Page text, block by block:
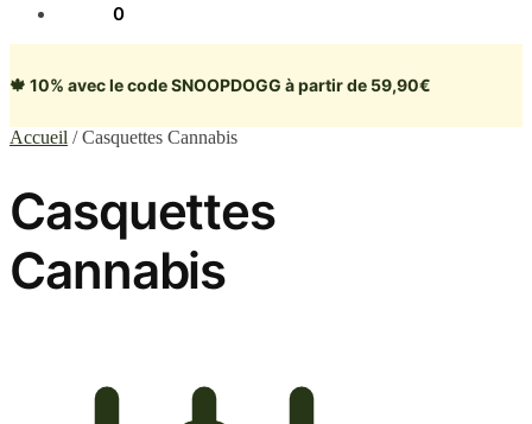
0
🍁 10% avec le code SNOOPDOGG à partir de 59,90€
Accueil /Casquettes Cannabis
Casquettes
Cannabis